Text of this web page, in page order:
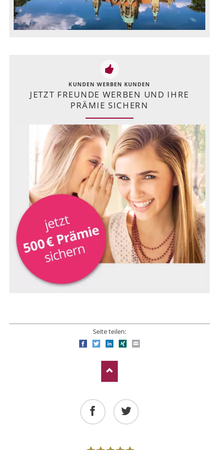
KUNDEN WERBEN KUNDEN
JETZT FREUNDE WERBEN UND IHRE
PRÄMIE SICHERN
Seite teilen:
FacebookTwitterLinkedIn
Xing